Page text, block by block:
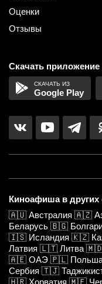
Оценки
Отзывы
Скачать приложение
Google Play
Киноафиша в других
🇦🇺 Австралия 🇦🇿
Беларусь 🇧🇬
🇮🇸 Исландия 🇰🇿
Латвия 🇱🇹 Литва
🇦🇪 ОАЭ 🇵🇱
Сербия 🇹🇯
🇭🇷 Хорватия 🇲🇪